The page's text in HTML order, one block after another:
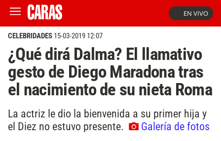
EN VIVO
CELEBRIDADES 15-03-2019 12:07
¿Qué dirá Dalma? El llamativo
gesto de Diego Maradona tras
el nacimiento de su nieta Roma
La actriz le dio la bienvenida a su primer hija y
el Diez no estuvo presente.
Galería de fotos